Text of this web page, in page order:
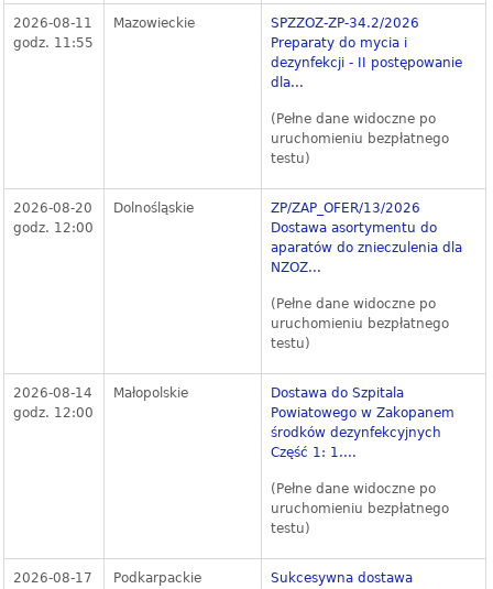
2026-08-11
godz. 11:55
Mazowieckie
SPZZOZ-ZP-34.2/2026
Preparaty do mycia i
dezynfekcji - II postępowanie
dla...
(Pełne dane widoczne po
uruchomieniu bezpłatnego
testu)
2026-08-20
godz. 12:00
Dolnośląskie
ZP/ZAP_OFER/13/2026
Dostawa asortymentu do
aparatów do znieczulenia dla
NZOZ...
(Pełne dane widoczne po
uruchomieniu bezpłatnego
testu)
2026-08-14
godz. 12:00
Małopolskie
Dostawa do Szpitala
Powiatowego w Zakopanem
środków dezynfekcyjnych
Część 1: 1....
(Pełne dane widoczne po
uruchomieniu bezpłatnego
testu)
2026-08-17
Podkarpackie
Sukcesywna dostawa